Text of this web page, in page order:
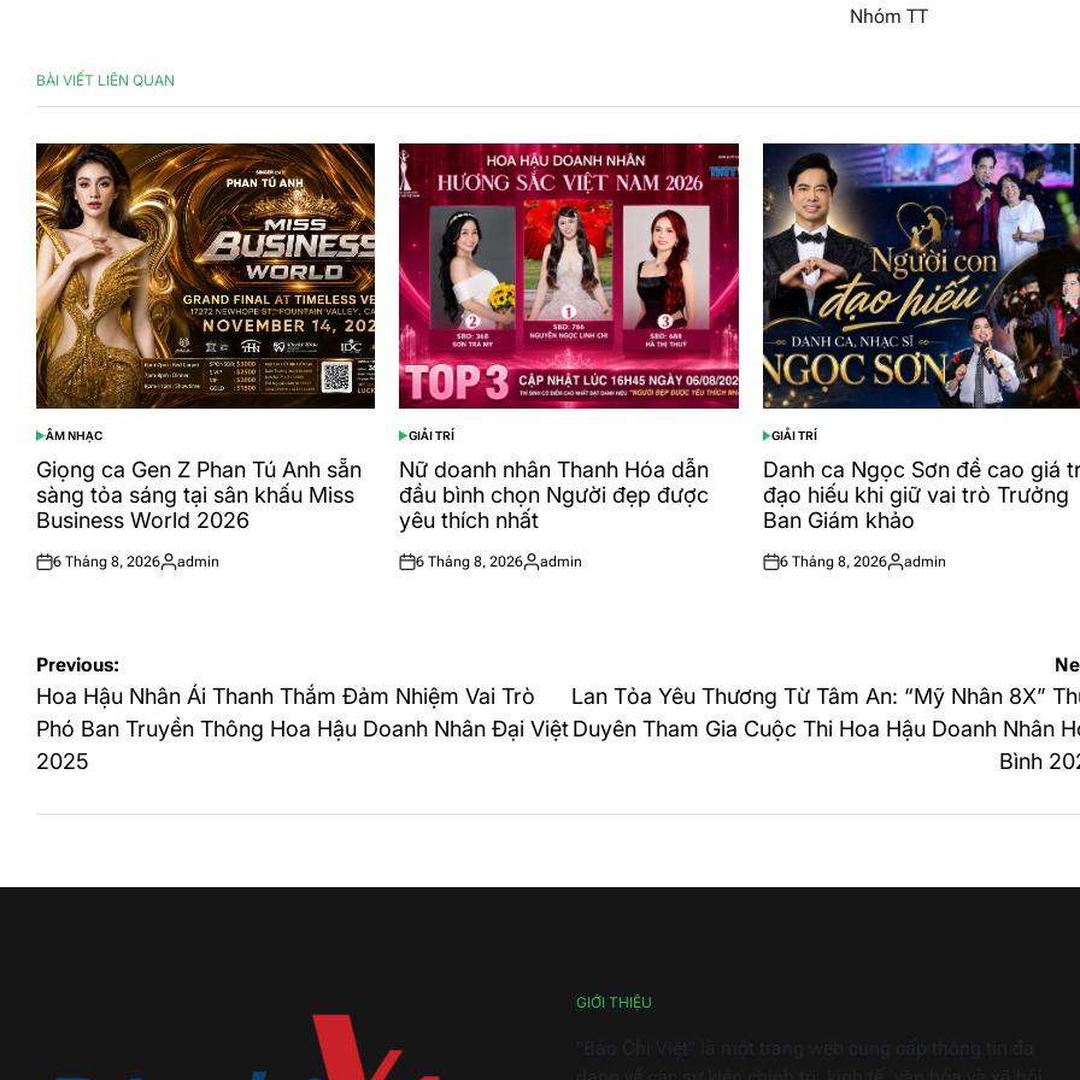
Nhóm TT
BÀI VIẾT LIÊN QUAN
POSTED
IN
ÂM NHẠC
Giọng ca Gen Z Phan Tú Anh sẵn
sàng tỏa sáng tại sân khấu Miss
Business World 2026
Posted
6 Tháng 8, 2026
Posted
admin
POSTED
IN
GIẢI TRÍ
Nữ doanh nhân Thanh Hóa dẫn
đầu bình chọn Người đẹp được
yêu thích nhất
Posted
6 Tháng 8, 2026
Posted
admin
POSTED
IN
GIẢI TRÍ
Danh ca Ngọc Sơn đề cao giá
đạo hiếu khi giữ vai trò Trưởng
Ban Giám khảo
Posted
6 Tháng 8, 2026
Posted
admin
Điều
hướng
bài
viết
Previous:
Hoa Hậu Nhân Ái Thanh Thắm Đảm Nhiệm Vai Trò
Phó Ban Truyền Thông Hoa Hậu Doanh Nhân Đại Việt
2025
Lan Tỏa Yêu Thương Từ Tâm An: “Mỹ Nhân 8X”
Duyên Tham Gia Cuộc Thi Hoa Hậu Doanh Nhân
Bình
GIỚI THIỆU